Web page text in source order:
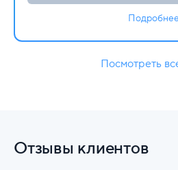
Подробнее
Посмотреть
Отзывы клиентов